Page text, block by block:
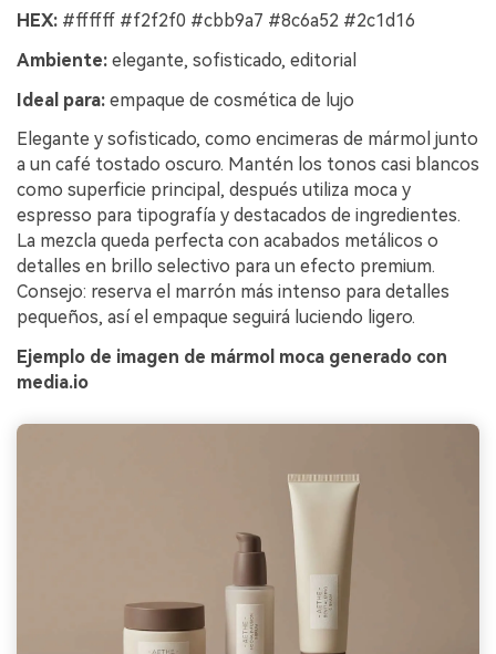
HEX: #ffffff #f2f2f0 #cbb9a7 #8c6a52 #2c1d16
Ambiente: elegante, sofisticado, editorial
Ideal para: empaque de cosmética de lujo
Elegante y sofisticado, como encimeras de mármol junto
a un café tostado oscuro. Mantén los tonos casi blancos
como superficie principal, después utiliza moca y
espresso para tipografía y destacados de ingredientes.
La mezcla queda perfecta con acabados metálicos o
detalles en brillo selectivo para un efecto premium.
Consejo: reserva el marrón más intenso para detalles
pequeños, así el empaque seguirá luciendo ligero.
Ejemplo de imagen de mármol moca generado con
media.io